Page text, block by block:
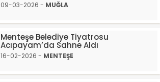
09-03-2026 - MUĞLA
Menteşe Belediye Tiyatrosu
Acıpayam’da Sahne Aldı
16-02-2026 - MENTEŞE